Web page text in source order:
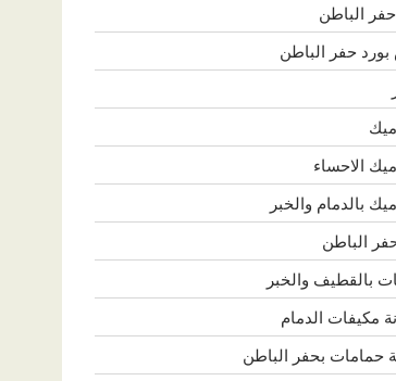
الباطن
حفر الباطن
الاحساء
بالدمام والخبر
الباطن
بالقطيف والخبر
مكيفات الدمام
حمامات بحفر الباطن